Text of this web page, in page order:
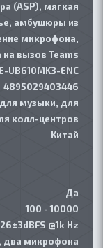
(ASP), мягкая
амбушюры из
микрофона,
на вызов Teams
UB610MK3-ENC
4895029403446
музыки, для
колл-центров
Китай
Да
100 - 10000
@1k Hz
два микрофона